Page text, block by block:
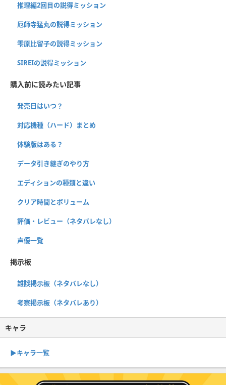
推理編2回目の説得ミッション
厄師寺猛丸の説得ミッション
雫原比留子の説得ミッション
SIREIの説得ミッション
購入前に読みたい記事
発売日はいつ？
対応機種（ハード）まとめ
体験版はある？
データ引き継ぎのやり方
エディションの種類と違い
クリア時間とボリューム
評価・レビュー（ネタバレなし）
声優一覧
掲示板
雑談掲示板（ネタバレなし）
考察掲示板（ネタバレあり）
キャラ
▶︎キャラ一覧